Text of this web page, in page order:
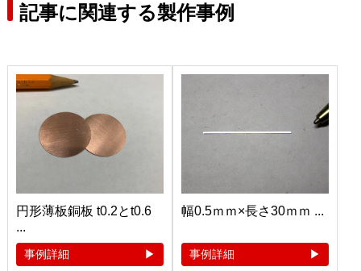
記事に関連する製作事例
円形薄板銅板 t0.2とt0.6
...
事例詳細
幅0.5ｍｍ×長さ30ｍｍ ...
事例詳細